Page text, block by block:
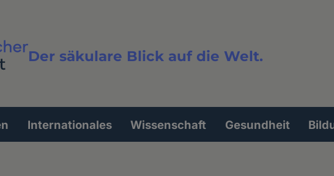
Der säkulare Blick auf die Welt.
Volltextsuche
Internationales Wissenschaft Gesundheit